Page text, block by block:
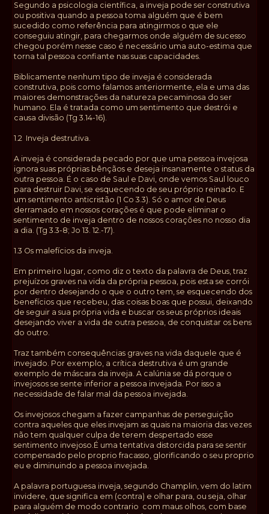
Segundo a psicologia científica, a inveja pode ser construtiva
ou positiva quando a pessoa toma alguém que é bem
sucedido como referência para atingirmos o que ele
conseguiu atingir, para chegarmos onde alguém de sucesso
chegou porém nesse caso é necessário uma auto-estima que
torna tal pessoa confiante nas suas capacidades.
Biblicamente nenhum tipo de inveja é considerada
construtiva, pois como falamos anteriormente, ela e uma das
maiores demonstrações da natureza pecaminosa do ser
humano. Ela é tratada como um sentimento que destrói e
causa divisão (Tg 3.14-16).
1.2 Inveja destrutiva.
A inveja é considerada pecado por que uma pessoa invejosa
ignora suas próprias bênçãos e deseja insanamente o status da
outra pessoa. É o caso de Saul e Davi, onde vemos Saul louco
para destruir Davi, se esquecendo de seu próprio reinado. E
um sentimento anticristão (1 Co 3.3). Só o amor de Deus
derramado em nossos corações é que pode eliminar o
sentimento de inveja dentro de nossos corações no nosso dia
a dia. (Tg 3.3-8; Jo 13. 12.-17).
1.3 Os malefícios da inveja.
Em primeiro lugar, como diz o texto da palavra de Deus, traz
prejuízos graves na vida da própria pessoa, pois esta se corrói
por dentro desejando o que o outro tem, se esquecendo dos
benefícios que recebeu, das coisas boas que possui, deixando
de seguir a sua própria vida e buscar os seus próprios ideais
desejando viver a vida de outra pessoa, de conquistar os bens
do outro.
Traz também consequências graves na vida daquele que é
invejado. Por exemplo, a crítica destrutiva é um grande
exemplo de máscara da inveja. A calúnia se dá porque o
invejosos se sente inferior a pessoa invejada. Por isso a
necessidade de falar mal da pessoa invejada.
Os invejosos chegam a fazer campanhas de perseguição
contra aqueles que eles invejam as quais na maioria das vezes
não tem qualquer culpa de terem despertado esse
sentimento invejoso.É uma tentativa distorcida para se sentir
compensado pelo proprio fracasso, glorificando o seu proprio
eu e diminuindo a pessoa invejada.
A palavra portuguesa inveja, segundo Champlin, vem do latim
invidere, que significa em (contra) e olhar para, ou seja, olhar
para alguém de modo contrario com maus olhos, com base